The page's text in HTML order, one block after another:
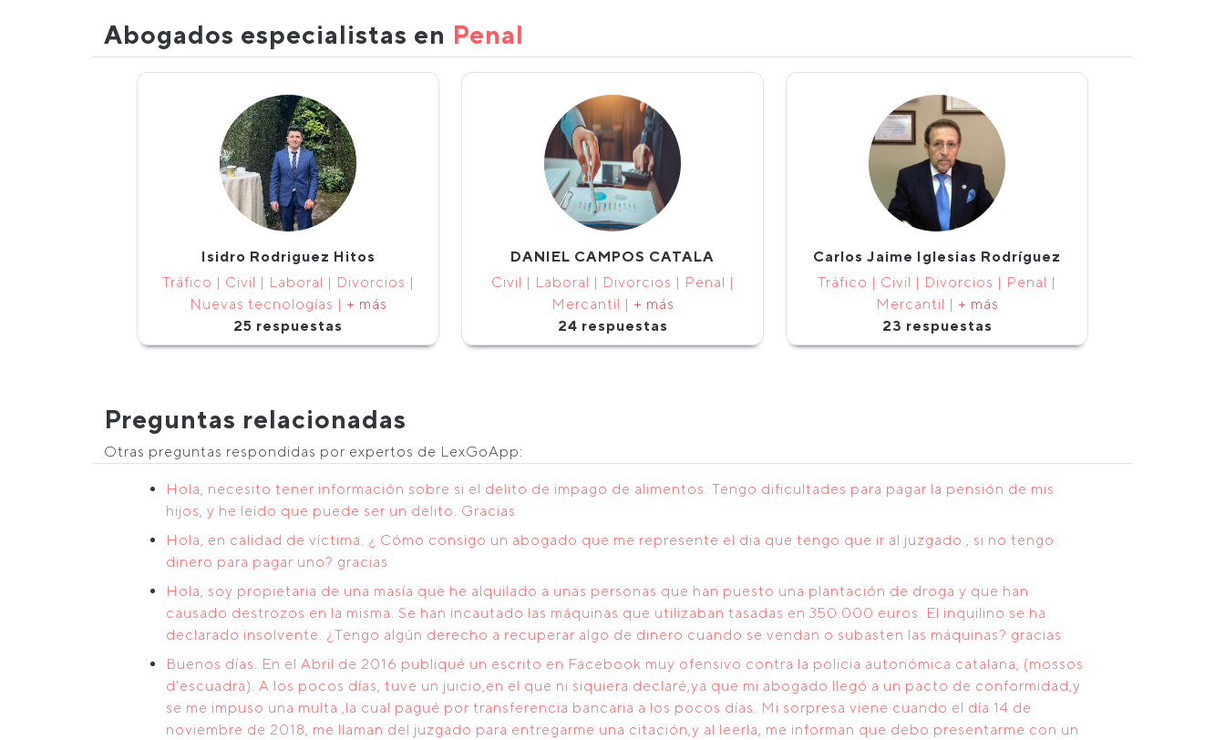
Abogados especialistas en Penal
Isidro Rodriguez Hitos
Tráfico | Civil | Laboral | Divorcios |
Nuevas tecnologías | + más
25 respuestas
DANIEL CAMPOS CATALA
Civil | Laboral | Divorcios | Penal |
Mercantil | + más
24 respuestas
Carlos Jaime Iglesias Rodríguez
Tráfico | Civil | Divorcios | Penal |
Mercantil | + más
23 respuestas
Preguntas relacionadas
Otras preguntas respondidas por expertos de LexGoApp:
Hola, necesito tener información sobre si el delito de impago de alimentos. Tengo dificultades para pagar la pensión de mis
hijos, y he leído que puede ser un delito. Gracias
Hola, en calidad de víctima. ¿ Cómo consigo un abogado que me represente el dia que tengo que ir al juzgado , si no tengo
dinero para pagar uno? gracias
Hola, soy propietaria de una masía que he alquilado a unas personas que han puesto una plantación de droga y que han
causado destrozos en la misma. Se han incautado las máquinas que utilizaban tasadas en 350.000 euros. El inquilino se ha
declarado insolvente. ¿Tengo algún derecho a recuperar algo de dinero cuando se vendan o subasten las máquinas? gracias
Buenos días. En el Abril de 2016 publiqué un escrito en Facebook muy ofensivo contra la policia autonómica catalana, (mossos
d'escuadra). A los pocos días, tuve un juicio,en el que ni siquiera declaré,ya que mi abogado llegó a un pacto de conformidad,y
se me impuso una multa ,la cual pagué por transferencia bancaria a los pocos días. Mi sorpresa viene cuando el día 14 de
noviembre de 2018, me llaman del juzgado para entregarme una citación,y al leerla, me informan que debo presentarme con un